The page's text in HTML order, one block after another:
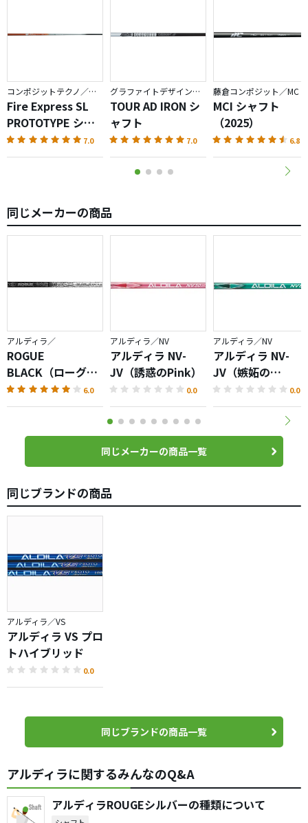
に良いシャフトで、大きな恩恵が得られるものと思いま
す。BB、FUBUKI-Kなど、魅力的なシャフトは多いです
が、VS PROTOはウッドシャフトとしては高いコストパフ
ォーマンスと癖の無い中調子で武器になる一品だと思いま
す。
コンポジットテクノ／ファイアーエクスプレス
Fire Express SL
PROTOTYPE シャ
フト
7.0
グラファイトデザイン／TOUR AD
TOUR AD IRON シ
ャフト
7.0
藤倉コンポジット／MC
MCI シャフト
（2025）
6.8
同じメーカーの商品
アルディラ／
ROGUE
BLACK（ローグブ
ラック）LIMITED
EDITION
6.0
アルディラ／NV
アルディラ NV-
JV（誘惑のPink）
0.0
アルディラ／NV
アルディラ NV-
JV（嫉妬の
Green）
0.0
同じメーカーの商品一覧
同じブランドの商品
アルディラ／VS
アルディラ VS プロ
トハイブリッド
0.0
同じブランドの商品一覧
アルディラに関するみんなのQ&A
アルディラROUGEシルバーの種類について